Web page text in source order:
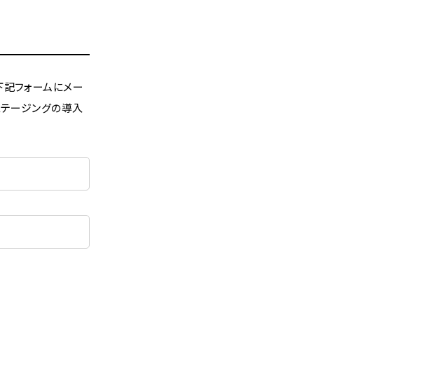
フォームにメー
ージングの導入